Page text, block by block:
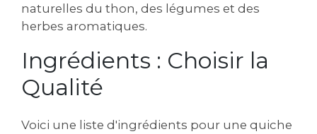
naturelles du thon, des légumes et des
herbes aromatiques.
Ingrédients : Choisir la
Qualité
Voici une liste d'ingrédients pour une quiche